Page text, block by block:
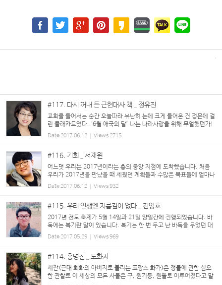
#117. 다시 꺼내 든 근현대사 책 _ 정유진
교회를 들어서는 순간 오늘따라 유난히 눈에 크게 들어온 건 정문에 걸
린 플래카드였다. ‘6월 애국의 달’ 나는 나라사랑을 위해 무얼했던가!
한동안 시끄러운 나라일에 흥분하며 비판하다가, 요즘엔 아예 한발 물
러서서 강건너 불구경하듯 무심한 상태다...
Date2017.06.12 Views2715
#116. 기회 _ 서재원
어느덧 우리는 2017년이라는 층의 중앙 지점에 도착했습니다. 처음
우리가 2017년을 만났을 때 세웠던 계획들과 수많은 목표들에 얼마나
다가가고 있으신가요? 아직도 계획만, 혹은 포기한 것들이 있지는 않
습니까? 우리는 수많은 계획...
Date2017.06.12 Views932
#115. 우리 인생엔 지름길이 없다 _ 김영호
2017년 전도 축제가 5월 14일과 21일 양일간에 진행되었습니다. 바
둑에는 복기란 말이 있습니다. 복기는 한 번 두고 난 바둑을 두었던 대
로 다시 처음부터 놓아보는 것을 의미합니다. 바둑에는 이런 말이 있습
니다. ‘승리한 대국의 복기는 이기...
Date2017.05.29 Views969
#114. 홍명진 _ 도화지
세잔(근대 회화의 아버지로 불리는 프랑스 화가)은 정물에 관한 심오
한 관찰로 이 세상의 모든 사물은 구, 원기둥, 원뿔로 이루어졌다고 말